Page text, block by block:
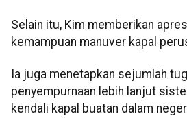
Selain itu, Kim memberikan
kemampuan manuver kapal
Ia juga menetapkan sejumlah
penyempurnaan lebih lanjut
kendali kapal buatan dalam